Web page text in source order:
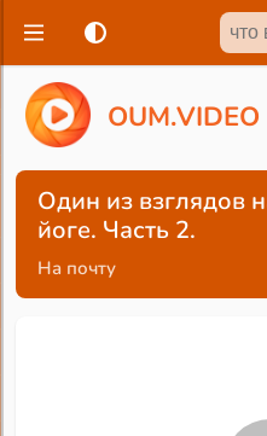
OUM.VIDEO
Один из взглядов
йоге. Часть 2.
На почту